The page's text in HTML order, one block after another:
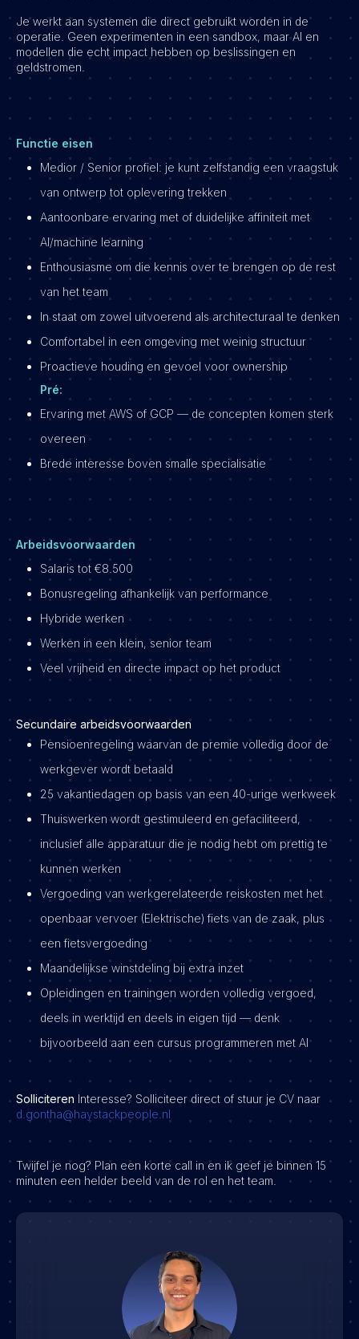
Je werkt aan systemen die direct gebruikt worden in de
operatie. Geen experimenten in een sandbox, maar AI en
modellen die echt impact hebben op beslissingen en
geldstromen.
Functie eisen
Medior / Senior profiel: je kunt zelfstandig een vraagstuk
van ontwerp tot oplevering trekken
Aantoonbare ervaring met of duidelijke affiniteit met
AI/machine learning
Enthousiasme om die kennis over te brengen op de rest
van het team
In staat om zowel uitvoerend als architecturaal te denken
Comfortabel in een omgeving met weinig structuur
Proactieve houding en gevoel voor ownership
Pré:
Ervaring met AWS of GCP — de concepten komen sterk
overeen
Brede interesse boven smalle specialisatie
Arbeidsvoorwaarden
Salaris tot €8.500
Bonusregeling afhankelijk van performance
Hybride werken
Werken in een klein, senior team
Veel vrijheid en directe impact op het product
Secundaire arbeidsvoorwaarden
Pensioenregeling waarvan de premie volledig door de
werkgever wordt betaald
25 vakantiedagen op basis van een 40-urige werkweek
Thuiswerken wordt gestimuleerd en gefaciliteerd,
inclusief alle apparatuur die je nodig hebt om prettig te
kunnen werken
Vergoeding van werkgerelateerde reiskosten met het
openbaar vervoer (Elektrische) fiets van de zaak, plus
een fietsvergoeding
Maandelijkse winstdeling bij extra inzet
Opleidingen en trainingen worden volledig vergoed,
deels in werktijd en deels in eigen tijd — denk
bijvoorbeeld aan een cursus programmeren met AI
Solliciteren Interesse? Solliciteer direct of stuur je CV naar
d.gontha@haystackpeople.nl
Twijfel je nog? Plan een korte call in en ik geef je binnen 15
minuten een helder beeld van de rol en het team.